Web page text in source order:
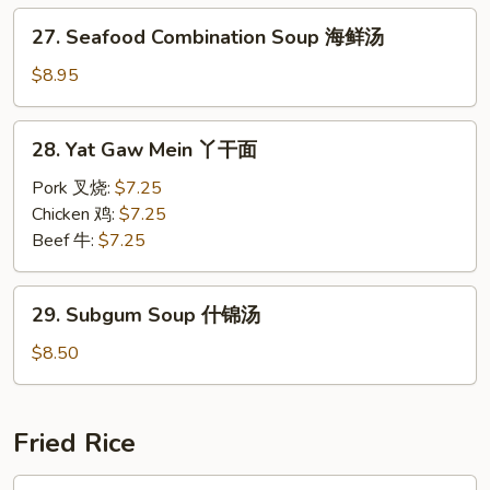
菜
Seafood
Combination
Soup
海
27. Seafood Combination Soup 海鲜汤
$8.95
Yat
Gaw
Mein
干
面
28. Yat Gaw Mein 丫干面
Pork 叉烧: $7.25
Chicken 鸡: $7.25
Beef 牛: $7.25
Subgum
Soup
什
汤
29. Subgum Soup 什锦汤
$8.50
Fried Rice